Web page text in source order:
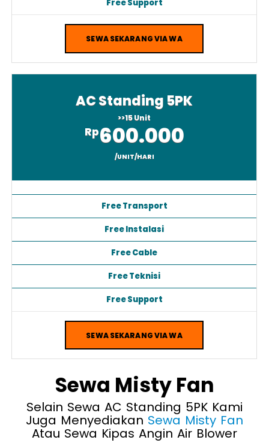
Free Support
SEWA SEKARANG VIA WA
AC Standing 5PK
>>15 Unit
600.000
Free Transport
Free Instalasi
Free Cable
Free Teknisi
Free Support
SEWA SEKARANG VIA WA
Sewa Misty Fan
Selain Sewa AC Standing 5PK Kami
Juga MenyediakanSewa Misty Fan